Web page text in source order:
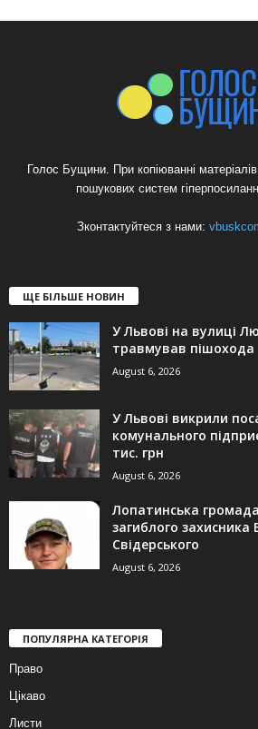
Голос Бущини. При копіюванні
пошукових систем
Зконтактуйтеся з нами:
ЩЕ БІЛЬШЕ НОВИН
У Львові на вулиці
травмував пішохода
August 6, 2026
У Львові викрили
комунального
тис. грн
August 6, 2026
Лопатинська
загиблого
Свідерського
August 6, 2026
ПОПУЛЯРНА КАТЕГОРІЯ
Право
Цікаво
Листи